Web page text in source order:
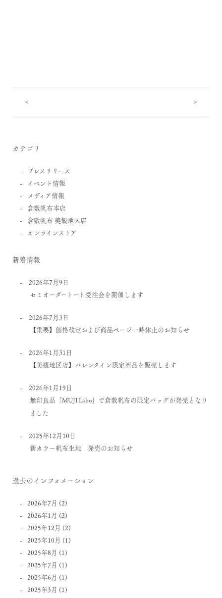
< >
カテゴリ
プレスリリース
イベント情報
メディア情報
倉敷帆布本店
倉敷帆布 美観地区店
オンラインストア
新着情報
2026年7月9日
セミオーダートート受注会を開催します
2026年7月3日
【重要】価格改定および商品ページ一時休止のお知らせ
2026年1月31日
【美観地区店】バレンタイン限定商品を販売します
2026年1月19日
無印良品「MUJI Labo」で倉敷帆布の限定バッグが発売となり
ました
2025年12月10日
新カラー帆布生地 発売のお知らせ
過去のインフォメーション
2026年7月 (2)
2026年1月 (2)
2025年12月 (2)
2025年10月 (1)
2025年8月 (1)
2025年7月 (1)
2025年6月 (1)
2025年3月 (1)